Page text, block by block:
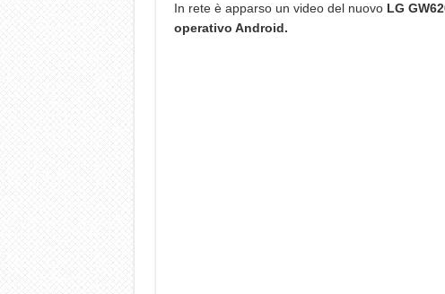
In rete è apparso un video del nuovo LG
operativo Android.